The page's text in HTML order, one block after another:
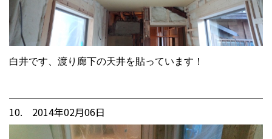
白井です、渡り廊下の天井を貼っています！
10. 2014年02月06日